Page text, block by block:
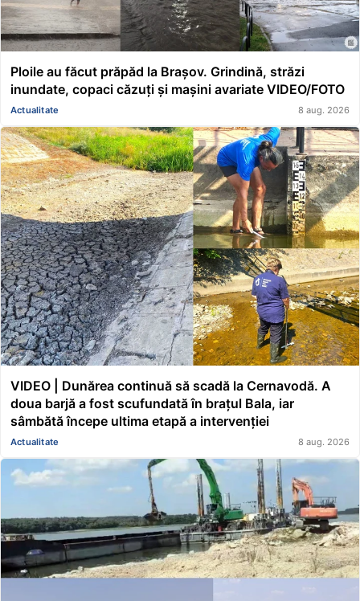
Ploile au făcut prăpăd la Brașov. Grindină, străzi
inundate, copaci căzuți și mașini avariate VIDEO/FOTO
Actualitate 8 aug. 2026
VIDEO | Dunărea continuă să scadă la Cernavodă. A
doua barjă a fost scufundată în brațul Bala, iar
sâmbătă începe ultima etapă a intervenției
Actualitate 8 aug. 2026